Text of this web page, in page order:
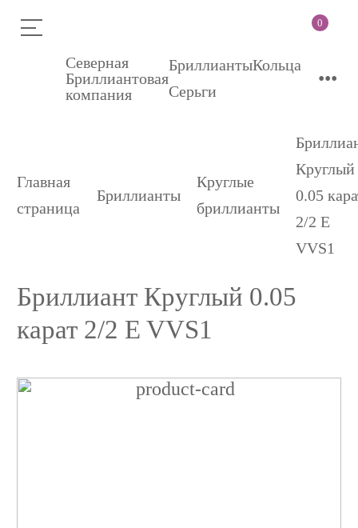
0
Северная
Бриллиантовая
компания
БриллиантыКольца
Серьги
•••
Главная
страница
Бриллианты
Круглые
бриллианты
Круглый
0.05
2/2 E
VVS1
Бриллиант Круглый 0.05
карат 2/2 E VVS1
Бриллиант